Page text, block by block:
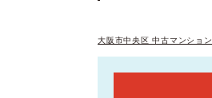
大阪市中央区 中古マンション